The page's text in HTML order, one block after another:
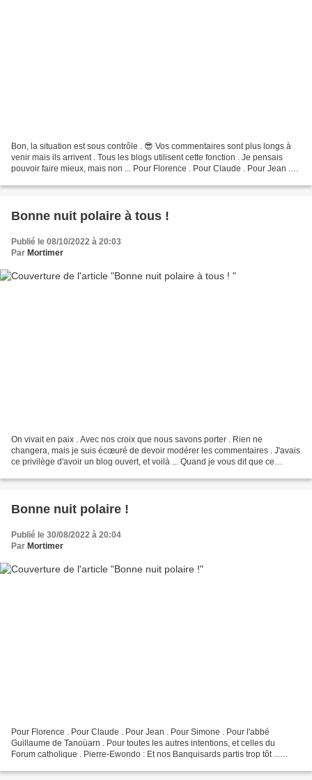
Bon, la situation est sous contrôle . 😎 Vos commentaires sont plus longs à
venir mais ils arrivent . Tous les blogs utilisent cette fonction . Je pensais
pouvoir faire mieux, mais non ... Pour Florence . Pour Claude . Pour Jean .
Bonne nuit polaire à tous !
Publié le 08/10/2022 à 20:03
Par Mortimer
On vivait en paix . Avec nos croix que nous savons porter . Rien ne
changera, mais je suis écœuré de devoir modérer les commentaires . J'avais
ce privilège d'avoir un blog ouvert, et voilà ... Quand je vous dit que ce
Bonne nuit polaire !
Publié le 30/08/2022 à 20:04
Par Mortimer
Pour Florence . Pour Claude . Pour Jean . Pour Simone . Pour l'abbé
Guillaume de Tanoüarn . Pour toutes les autres intentions, et celles du
Forum catholique . Pierre-Ewondo : Et nos Banquisards partis trop tôt ...